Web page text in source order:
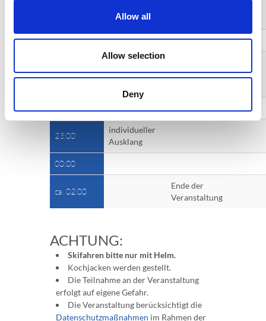
Allow all
Allow selection
Deny
19:00 Hüttenabend
20:00
in der Trofana-
23:00
individueller
Ausklang
00:00
ca. 02:00
Ende der
Veranstaltung
ACHTUNG:
Skifahren bitte nur mit Helm.
Kochjacken werden gestellt.
Die Teilnahme an der Veranstaltung
erfolgt auf eigene Gefahr.
Die Veranstaltung berücksichtigt die
Datenschutzmaßnahmen im Rahmen der